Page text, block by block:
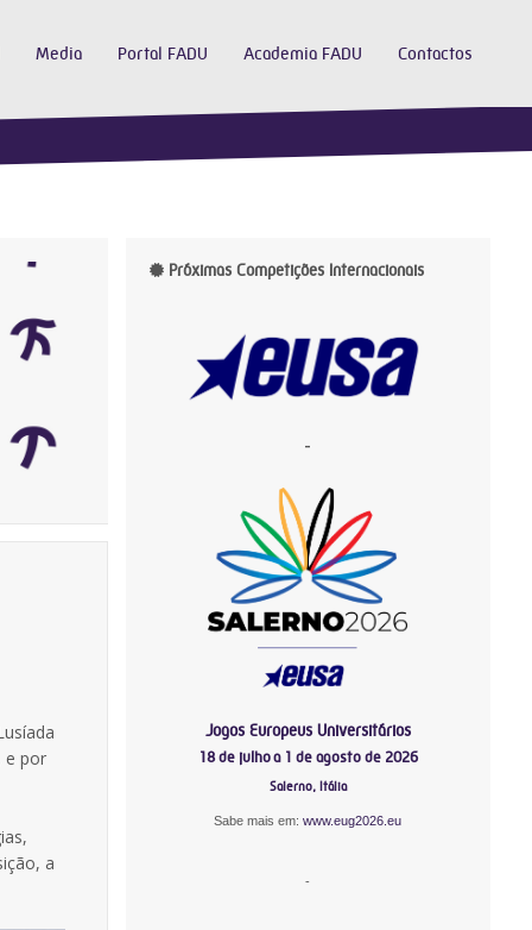
Media Portal FADU Academia FADU Contactos
e por
a
Próximas Competições Internacionais
-
Jogos Europeus Universitários
18 de julho a 1 de agosto de 2026
Salerno, Itália
Sabe mais em:www.eug2026.eu
-